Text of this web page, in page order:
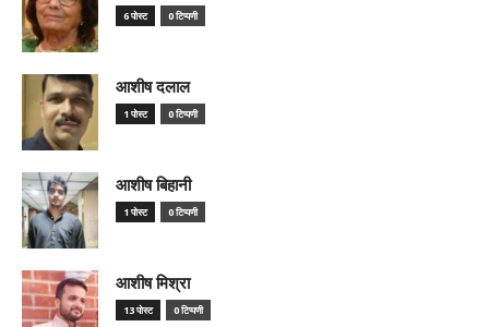
6 पोस्ट 0 टिप्पणी
आशीष दलाल
1 पोस्ट 0 टिप्पणी
आशीष बिहानी
1 पोस्ट 0 टिप्पणी
आशीष मिश्रा
13 पोस्ट 0 टिप्पणी